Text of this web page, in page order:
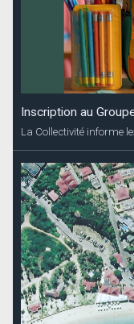
Inscription au
La Collectivité informe